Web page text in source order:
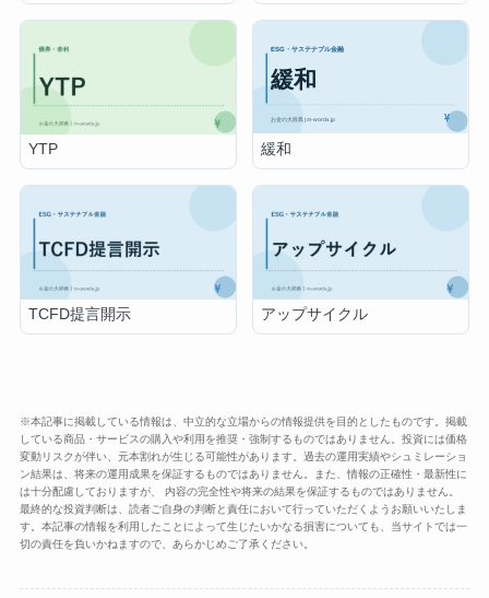
YTP 緩和
TCFD提言開示 アップサイクル
※本記事に掲載している情報は、中立的な立場からの情報提供を目的としたものです。掲載
している商品・サービスの購入や利用を推奨・強制するものではありません。投資には価格
変動リスクが伴い、元本割れが生じる可能性があります。過去の運用実績やシュミレーショ
ン結果は、将来の運用成果を保証するものではありません。また、情報の正確性・最新性に
は十分配慮しておりますが、 内容の完全性や将来の結果を保証するものではありません。
最終的な投資判断は、読者ご自身の判断と責任において行っていただくようお願いいたしま
す。本記事の情報を利用したことによって生じたいかなる損害についても、当サイトでは一
切の責任を負いかねますので、あらかじめご了承ください。